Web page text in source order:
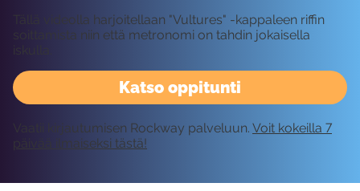
Katso oppitunti
Tällä videolla harjoitellaan "Vultures" -kappaleen riffin
soittamista niin että metronomi on tahdin jokaisella
iskulla.
Vaatii kirjautumisen Rockway palveluun. Voit kokeilla 7
päivää ilmaiseksi tästä!